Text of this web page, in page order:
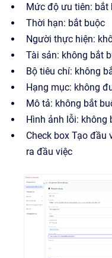
Mức độ ưu tiên: bắt
Thời hạn: bắt buộc
Người thực hiện:
Tài sản: không bắt
Bộ tiêu chí: không
Hạng mục: không
Mô tả: không bắt
Hình ảnh lỗi: không
Check box Tạo đầu
ra đầu việc